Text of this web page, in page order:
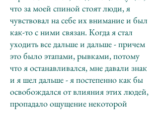
что за моей спиной стоят люди, я
чувствовал на себе их внимание и был
как-то с ними связан. Когда я стал
уходить все дальше и дальше - причем
это было этапами, рывками, потому
что я останавливался, мне давали знак
и я шел дальше - я постепенно как бы
освобождался от влияния этих людей,
пропадало ощущение некоторой